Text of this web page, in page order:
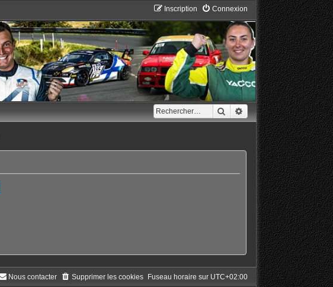
Connexion
Inscription
RechercherRecherche avancée
Fuseau horaire sur UTC+02:00
Supprimer les cookies
Nous contacter